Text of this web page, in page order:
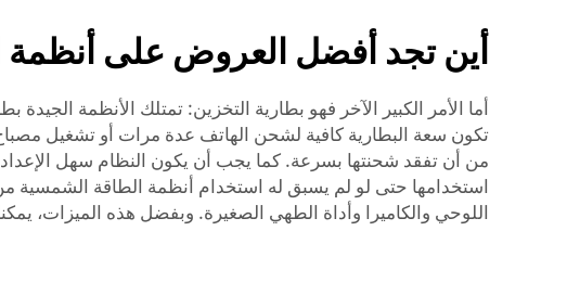
أين تجد أفضل العروض على أنظمة
أما الأمر الكبير الآخر فهو بطارية التخزين: تمتلك الأنظمة
من أن تفقد شحنتها بسرعة. كما يجب أن يكون النظام سهل
استخدامها حتى لو لم يسبق له استخدام أنظمة الطاقة الشمسية
اللوحي والكاميرا وأداة الطهي الصغيرة. وبفضل هذه الميزات،